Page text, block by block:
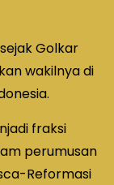
Golkar
wakilnya di
fraksi
perumusan
Reformasi